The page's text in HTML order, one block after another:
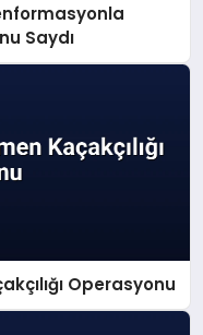
Saydı
Operasyonu